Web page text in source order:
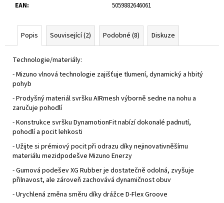
EAN: 5059882646061
Popis Související (2) Podobné (8) Diskuze
Technologie/materiály:
- Mizuno vlnová technologie zajišťuje tlumení, dynamický a hbitý
pohyb
- Prodyšný materiál svršku AIRmesh výborně sedne na nohu a
zaručuje pohodlí
- Konstrukce svršku DynamotionFit nabízí dokonalé padnutí,
pohodlí a pocit lehkosti
- Užijte si prémiový pocit při odrazu díky nejinovativněšímu
materiálu mezidpodešve Mizuno Enerzy
- Gumová podešev XG Rubber je dostatečně odolná, zvyšuje
přilnavost, ale zároveň zachovává dynamičnost obuv
- Urychlená změna směru díky drážce D-Flex Groove